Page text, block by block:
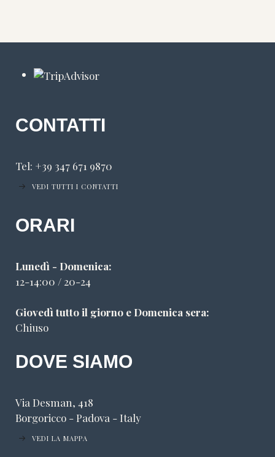
CONTATTI
Tel: +39 347 671 9870
VEDI TUTTI I CONTATTI
ORARI
Lunedì - Domenica:
12-14:00 / 20-24
Giovedì tutto il giorno e Domenica sera:
Chiuso
DOVE SIAMO
Via Desman, 418
Borgoricco - Padova - Italy
VEDI LA MAPPA